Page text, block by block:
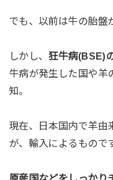
でも、以前は牛の胎盤
しかし、 狂牛病(BSE)
牛病が発生した国や羊
知。
現在、日本国内で羊由
が、輸入によるもので